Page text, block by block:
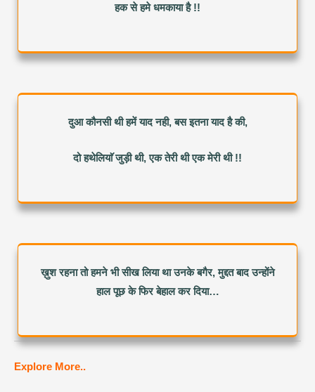
हक से हमे धमकाया है !!
दुआ कौनसी थी हमें याद नही, बस इतना याद है की,
दो हथेलियाॅ जुड़ी थी, एक तेरी थी एक मेरी थी !!
ख़ुश रहना तो हमने भी सीख लिया था उनके बगैर, मुद्दत बाद उन्होंने
हाल पूछ के फिर बेहाल कर दिया…
Explore More..